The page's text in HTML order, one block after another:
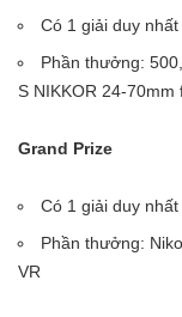
Có 1 giải duy
Phần thưởng:
S NIKKOR 24-70mm
Grand Prize
Có 1 giải duy
Phần thưởng:
VR